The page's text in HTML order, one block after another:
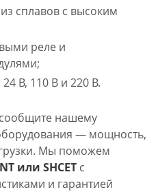
сплавов с высоким
реле и
В, 110 В и 220 В.
нашему
— мощность,
Мы поможем
или SHCET с
и гарантией